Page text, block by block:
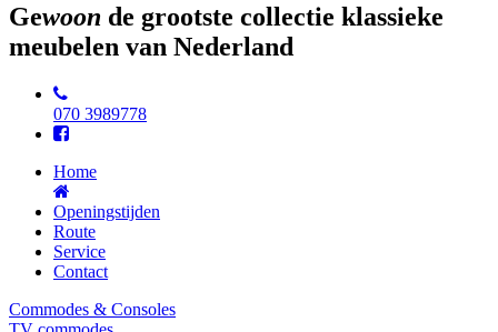
Gewoon de grootste collectie klassieke
meubelen van Nederland
070 3989778
Home
Openingstijden
Route
Service
Contact
Commodes & Consoles